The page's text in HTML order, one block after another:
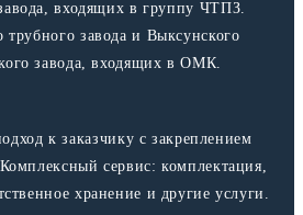
входящих в группу ЧТПЗ.
трубного завода и Выксунского
завода, входящих в ОМК.
к заказчику с закреплением
сервис: комплектация,
хранение и другие услуги.